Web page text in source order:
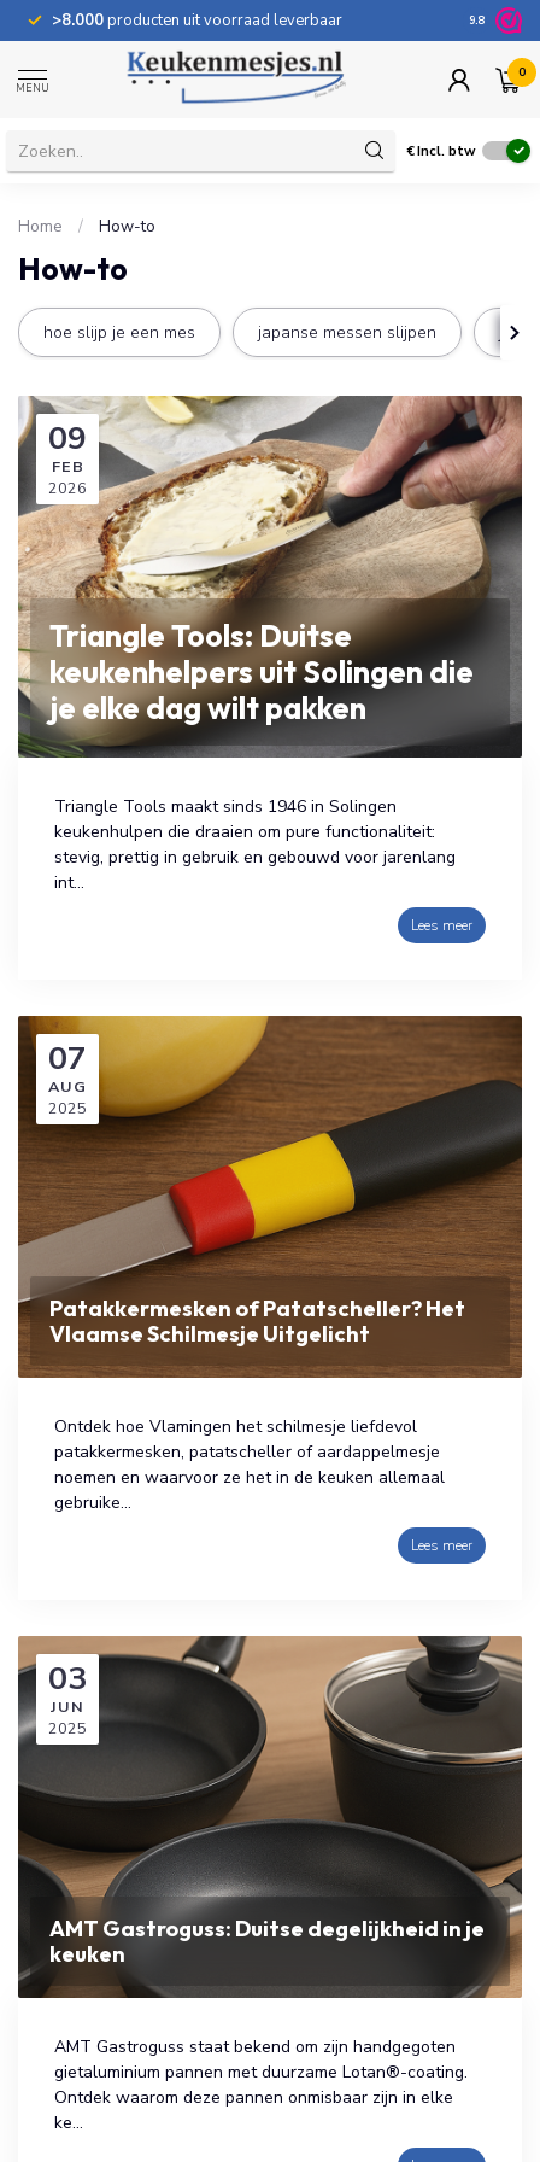
>8.000producten uit voorraad leverbaar 100
9.8
MENU
0
€Incl. btw
Home / How-to
How-to
hoe slijp je een mes japanse messen slijpen
09
FEB
2026
Triangle Tools: Duitse
keukenhelpers uit Solingen die
je elke dag wilt pakken
Triangle Tools maakt sinds 1946 in Solingen
keukenhulpen die draaien om pure functionaliteit:
stevig, prettig in gebruik en gebouwd voor jarenlang
int...
Lees meer
07
AUG
2025
Patakkermesken of Patatscheller? Het
Vlaamse Schilmesje Uitgelicht
Ontdek hoe Vlamingen het schilmesje liefdevol
patakkermesken, patatscheller of aardappelmesje
noemen en waarvoor ze het in de keuken allemaal
gebruike...
Lees meer
03
JUN
2025
AMT Gastroguss: Duitse degelijkheid in je
keuken
AMT Gastroguss staat bekend om zijn handgegoten
gietaluminium pannen met duurzame Lotan®-coating.
Ontdek waarom deze pannen onmisbaar zijn in elke
ke...